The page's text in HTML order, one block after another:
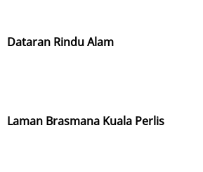
Dataran Rindu Alam
Laman Brasmana Kuala Perlis